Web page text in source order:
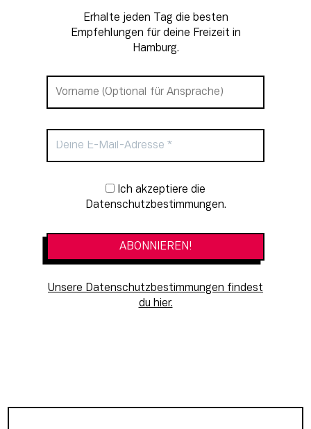
Erhalte jeden Tag die besten
Empfehlungen für deine Freizeit in
Hamburg.
Newsletter-Anmeldung
Datenschutzbestimmungen.
Unsere Datenschutzbestimmungen findest
du hier.